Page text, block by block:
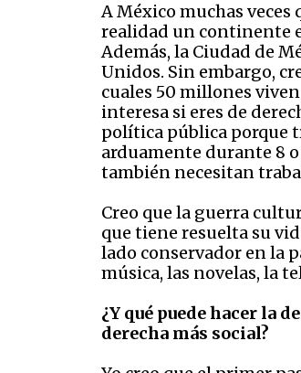
A México muchas
realidad un continente
Además, la Ciudad de
Unidos. Sin embargo,
cuales 50 millones
interesa si eres de
política pública porque
arduamente durante 8
también necesitan
Creo que la guerra
que tiene resuelta su
lado conservador en la
música, las novelas, la
¿Y qué puede hacer la
derecha más social?